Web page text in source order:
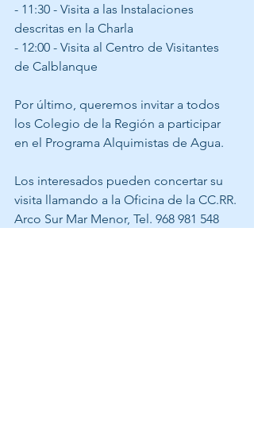
- 11:30 - Visita a las Instalaciones
descritas en la Charla
- 12:00 - Visita al Centro de Visitantes
de Calblanque
Por último, queremos invitar a todos
los Colegio de la Región a participar
en el Programa Alquimistas de Agua.
Los interesados pueden concertar su
visita llamando a la Oficina de la CC.RR.
Arco Sur Mar Menor, Tel. 968 981 548